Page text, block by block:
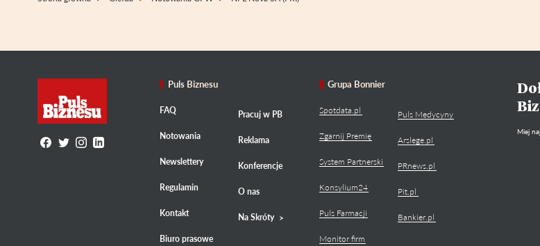
Puls Biznesu
FAQ
Notowania
Newslettery
Regulamin
Kontakt
Biuro prasowe
Pracuj w PB
Reklama
Konferencje
O nas
Na Skróty
Grupa Bonnier
Spotdata.pl
Zgarnij Premię
System Partnerski
Konsylium24
Puls Farmacji
Monitor firm
Puls Medycyny
Arslege.pl
PRnews.pl
Pit.pl
Bankier.pl
Miej